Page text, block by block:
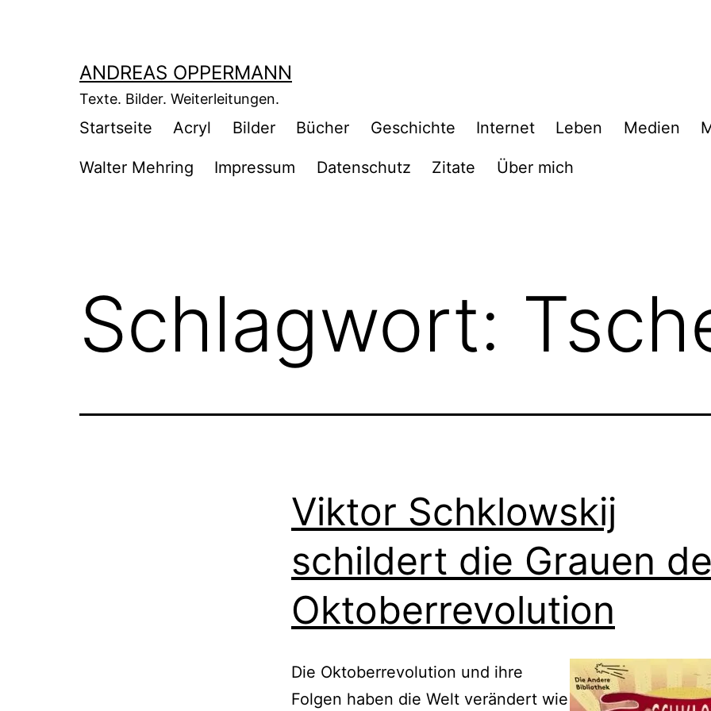
ANDREAS OPPERMANN
Texte. Bilder. Weiterleitungen.
Startseite Acryl Bilder Bücher Geschichte Internet Leben Medien
Walter Mehring Impressum Datenschutz Zitate Über mich
Schlagwort:
Viktor Schklowskij
schildert die Grauen
Oktoberrevolution
Die Oktoberrevolution und ihre
Folgen haben die Welt verändert wie